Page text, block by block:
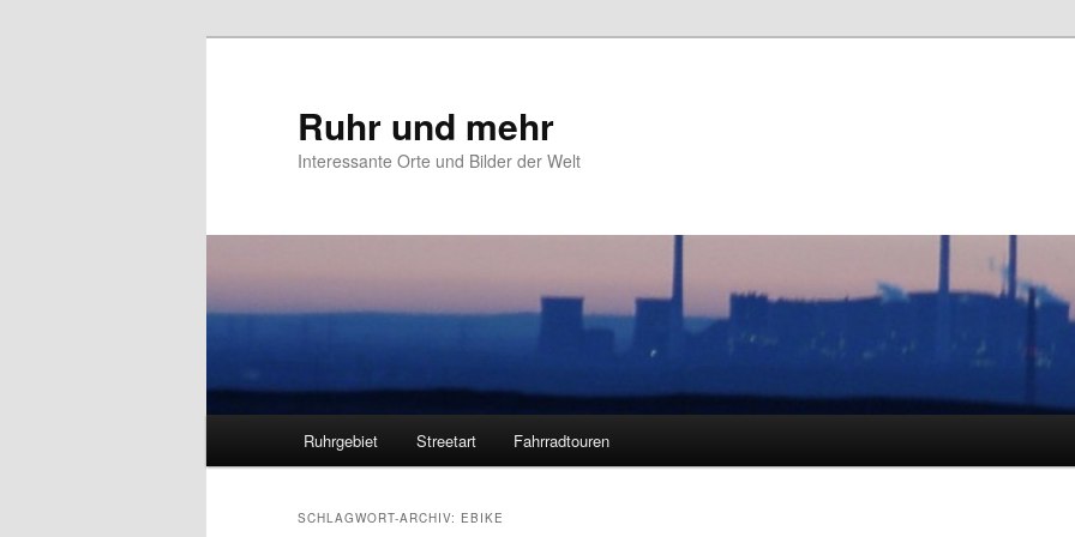
Ruhr und mehr
Interessante Orte und Bilder der Welt
Ruhrgebiet Streetart Fahrradtouren
SCHLAGWORT-ARCHIV: EBIKE